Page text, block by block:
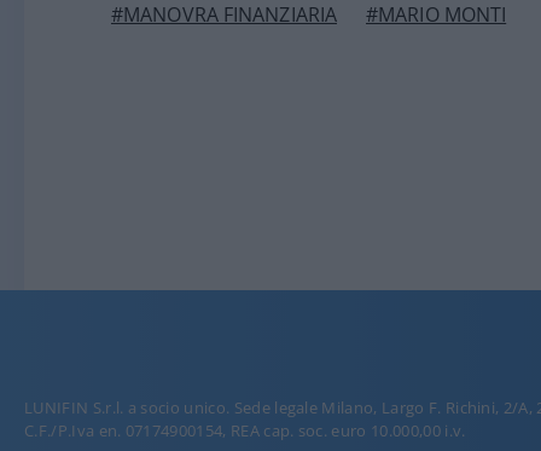
#MANOVRA FINANZIARIA #MARIO MONTI
LUNIFIN S.r.l. a socio unico. Sede legale Milano, Largo F. Richini, 2/A,
C.F./P.Iva en. 07174900154, REA cap. soc. euro 10.000,00 i.v.